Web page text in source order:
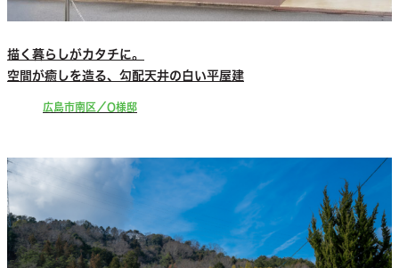
描く暮らしがカタチに。
空間が癒しを造る、勾配天井の白い平屋建
広島市南区／O様邸